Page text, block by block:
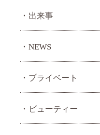
出来事
NEWS
プライベート
ビューティー